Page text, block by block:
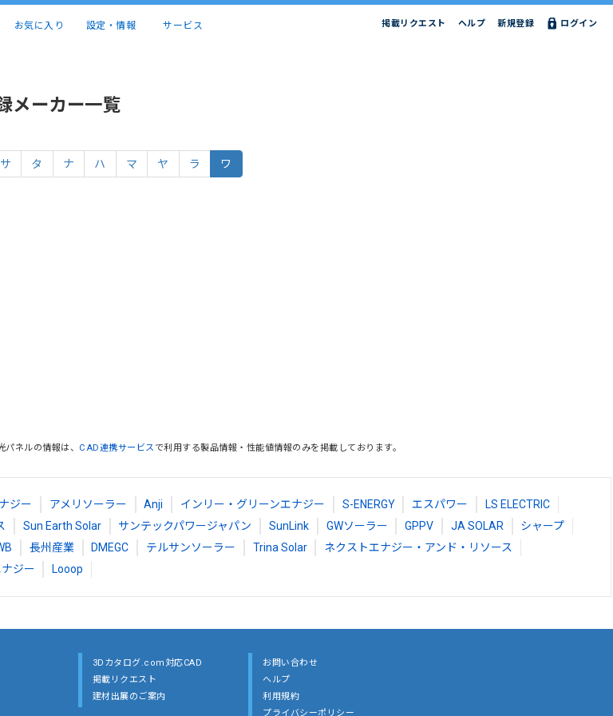
お気に入り 設定・情報 サービス ログイン
新規登録
ヘルプ
掲載リクエスト
メーカー一覧
サ タ ナ ハ マ ヤ ラ ワ
パネルの情報は、 CAD連携サービス で利用する製品情報・性能値情報のみを掲載しております。
ジー アメリソーラー Anji インリー・グリーンエナジー S-ENERGY エスパワー
LS ELECTRIC
Sun Earth Solar サンテックパワージャパン SunLink GWソーラー GPPV JA SOLAR
シャープ
長州産業 DMEGC テルサンソーラー Trina Solar
ネクストエナジー・アンド・リソース
ジー Looop
3Dカタログ.com対応CAD
掲載リクエスト
建材出展のご案内
お問い合わせ
ヘルプ
利用規約
プライバシーポリシー